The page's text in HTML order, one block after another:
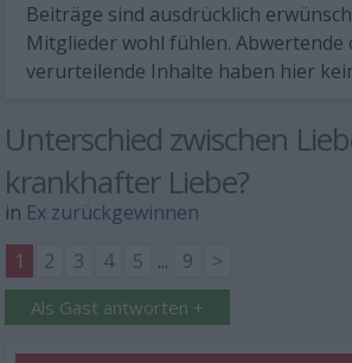
Beiträge sind ausdrücklich
Mitglieder wohl fühlen. Abwertende
verurteilende Inhalte haben hier
Unterschied zwischen
krankhafter Liebe?
in Ex zurückgewinnen
1
2 3 4 5 ... 9 >
Als Gast antworten +